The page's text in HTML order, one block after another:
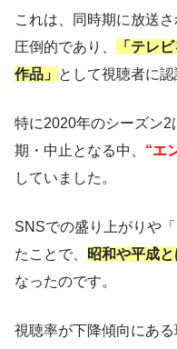
これは、同時期に放送
圧倒的であり、
「テレ
作品」 として視聴者に認
特に2020年のシーズン2
期・中止となる中、 “エ
していました。
SNSでの盛り上がりや
たことで、
昭和や平成
なったのです。
視聴率が下降傾向にあ